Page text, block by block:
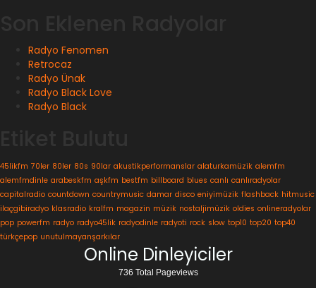
Radyo Fenomen
Retrocaz
Radyo Ünak
Radyo Black Love
Radyo Black
45likfm 70ler 80ler 80s 90lar akustikperformanslar alaturkamüzik alemfm
alemfmdinle arabeskfm aşkfm bestfm billboard blues canlı canlıradyolar
capitalradio countdown countrymusic damar disco eniyimüzik flashback hitmusic
ilaçgibiradyo klasradio kralfm magazin müzik nostaljimüzik oldies onlineradyolar
pop powerfm radyo radyo45lik radyodinle radyoti rock slow top10 top20 top40
türkçepop unutulmayanşarkılar
Online Dinleyiciler
736 Total Pageviews